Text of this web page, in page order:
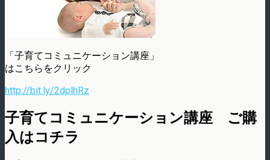
「子育てコミュニケーション講座」
はこちらをクリック
http://bit.ly/2dplhRz
子育てコミュニケーション講座 ご購
入はコチラ